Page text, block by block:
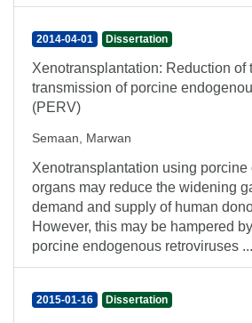
2014-04-01 Dissertation
Xenotransplantation: Reduction of
transmission of porcine
(PERV)
Semaan, Marwan
Xenotransplantation using porcine
organs may reduce the widening
demand and supply of human
However, this may be hampered
porcine endogenous retroviruses ...
2015-01-16 Dissertation